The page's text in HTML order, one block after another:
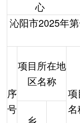
沁阳市2025年
序
号
项目所在地
区名称
项